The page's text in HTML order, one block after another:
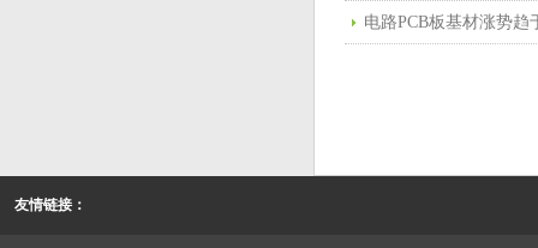
电路PCB板基材涨势趋
友情链接：